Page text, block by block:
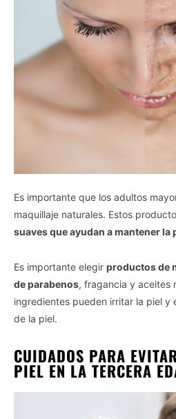
Es importante que los adultos
maquillaje naturales. Estos
suaves que ayudan a mantener la
Es importante elegir productos de
de parabenos, fragancia y aceites
ingredientes pueden irritar la piel y
de la piel.
CUIDADOS PARA
PIEL EN LA TERCERA